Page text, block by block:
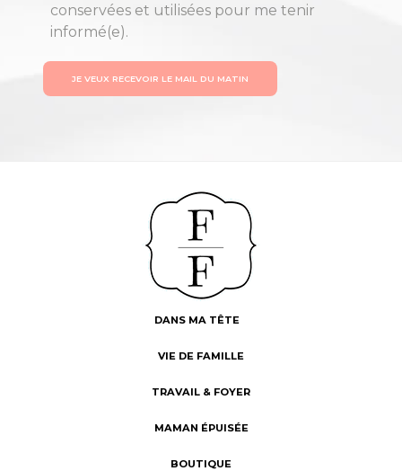
conservées et utilisées pour me tenir
informé(e).
JE VEUX RECEVOIR LE MAIL DU MATIN
DANS MA TÊTE
VIE DE FAMILLE
TRAVAIL & FOYER
MAMAN ÉPUISÉE
BOUTIQUE